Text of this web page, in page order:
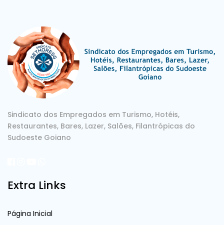
Sindicato dos Empregados em Turismo, Hotéis,
Restaurantes, Bares, Lazer, Salões, Filantrópicas do
Sudoeste Goiano
Extra Links
Página Inicial